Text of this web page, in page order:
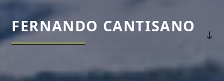
FERNANDO CANTISANO